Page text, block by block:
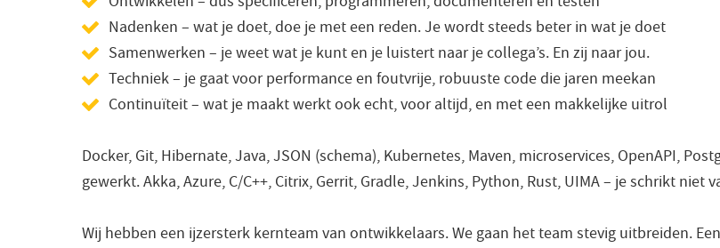
Nadenken – wat je doet, doe je met een reden. Je wordt steeds beter in wat je doet
Samenwerken – je weet wat je kunt en je luistert naar je collega’s. En zij naar jou.
Techniek – je gaat voor performance en foutvrije, robuuste code die jaren meekan
Continuïteit – wat je maakt werkt ook echt, voor altijd, en met een makkelijke uitrol
Docker, Git, Hibernate, Java, JSON (schema), Kubernetes, Maven, microservices, OpenAPI,
gewerkt. Akka, Azure, C/C++, Citrix, Gerrit, Gradle, Jenkins, Python, Rust, UIMA – je schrikt niet
Wij hebben een ijzersterk kernteam van ontwikkelaars. We gaan het team stevig uitbreiden.